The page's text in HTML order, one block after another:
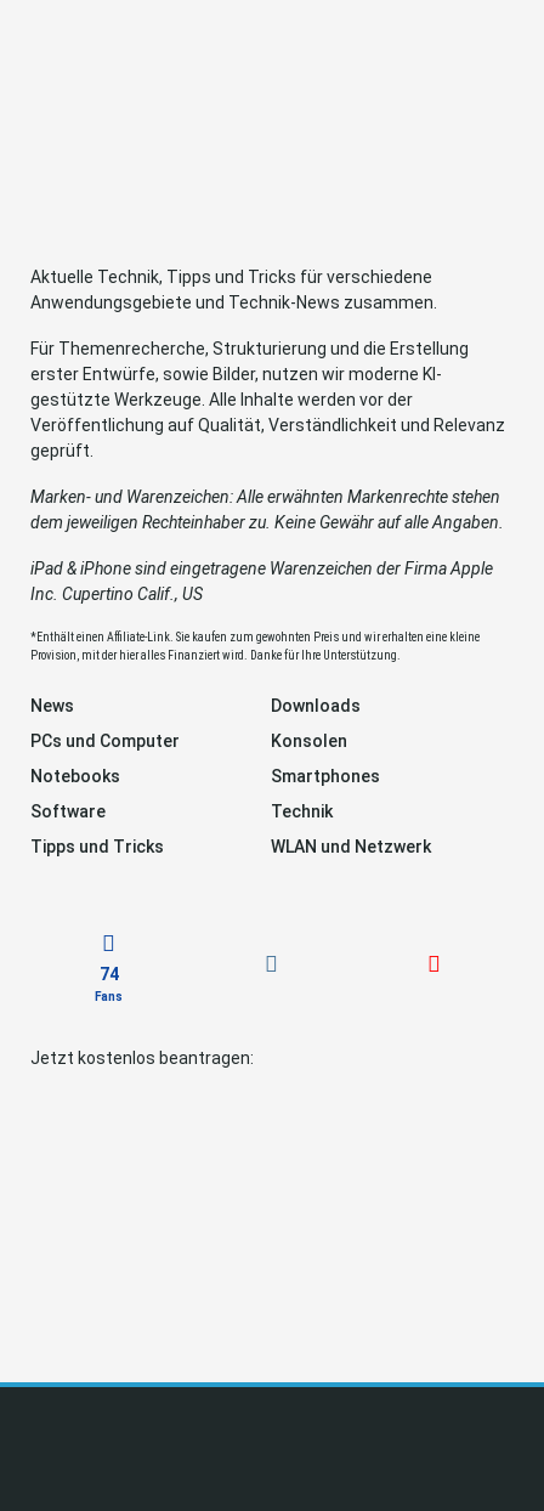
Aktuelle Technik, Tipps und Tricks für verschiedene
Anwendungsgebiete und Technik-News zusammen.
Für Themenrecherche, Strukturierung und die Erstellung
erster Entwürfe, sowie Bilder, nutzen wir moderne KI-
gestützte Werkzeuge. Alle Inhalte werden vor der
Veröffentlichung auf Qualität, Verständlichkeit und Relevanz
geprüft.
Marken- und Warenzeichen: Alle erwähnten Markenrechte stehen
dem jeweiligen Rechteinhaber zu. Keine Gewähr auf alle Angaben.
iPad & iPhone sind eingetragene Warenzeichen der Firma Apple
Inc. Cupertino Calif., US
*Enthält einen Affiliate-Link. Sie kaufen zum gewohnten Preis und wir erhalten eine kleine
Provision, mit der hier alles Finanziert wird. Danke für Ihre Unterstützung.
News
Downloads
PCs und Computer
Konsolen
Notebooks
Smartphones
Software
Technik
Tipps und Tricks
WLAN und Netzwerk
74
Fans
Jetzt kostenlos beantragen: